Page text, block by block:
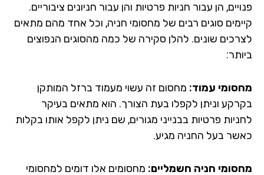
הן עבור חניות פרטיות והן עבור חניונים ציבוריים.
סוגים רבים של מחסומי חניה, וכל אחד מהם מתאים
שונים. להלן סקירה של כמה מהסוגים הנפוצים
עמוד:מחסום זה עשוי מעמוד ברזל המותקן
וניתן לקפלו בעת הצורך. הוא מתאים בעיקר
פרטיות בבנייני מגורים, שם ניתן לקפל אותו בקלות
בעל החניה מגיע.
חניה חשמליים:מחסומים אלו דומים למחסומי